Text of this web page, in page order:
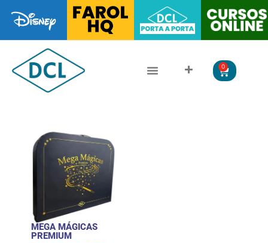
0
MEGA MÁGICAS
PREMIUM